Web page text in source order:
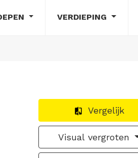
VERDIEPING
Vergelijk
Visual vergroten